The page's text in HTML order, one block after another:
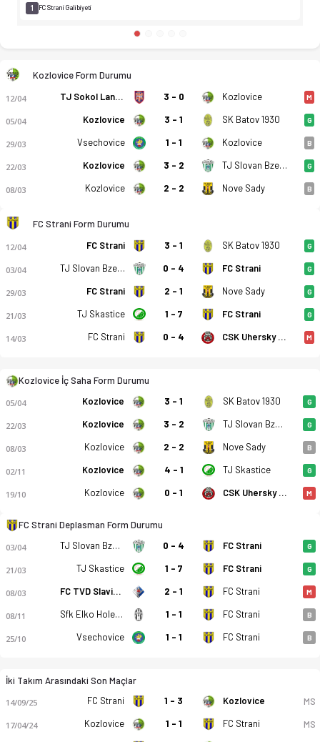
FK Kozlovice - FC Strani 4-2 bitti. Gol anları, kadro,
1 FC Strani Galibiyeti
Kozlovice Form Durumu
12/04 TJ Sokol Lanzhot 3 - 0 Kozlovice M
05/04 Kozlovice 3 - 1 SK Batov 1930 G
29/03 Vsechovice 1 - 1 Kozlovice B
22/03 Kozlovice 3 - 2 TJ Slovan Bzenec G
08/03 Kozlovice 2 - 2 Nove Sady B
FC Strani Form Durumu
12/04 FC Strani 3 - 1 SK Batov 1930 G
03/04 TJ Slovan Bzenec 0 - 4 FC Strani G
29/03 FC Strani 2 - 1 Nove Sady G
21/03 TJ Skastice 1 - 7 FC Strani G
14/03 FC Strani 0 - 4 CSK Uhersky Brod M
Kozlovice İç Saha Form Durumu
05/04 Kozlovice 3 - 1 SK Batov 1930 G
22/03 Kozlovice 3 - 2 TJ Slovan Bzenec G
08/03 Kozlovice 2 - 2 Nove Sady B
02/11 Kozlovice 4 - 1 TJ Skastice G
19/10 Kozlovice 0 - 1 CSK Uhersky Brod M
FC Strani Deplasman Form Durumu
03/04 TJ Slovan Bzenec 0 - 4 FC Strani G
21/03 TJ Skastice 1 - 7 FC Strani G
08/03 FC TVD Slavicin 2 - 1 FC Strani M
08/11 Sfk Elko Holesov 1 - 1 FC Strani B
25/10 Vsechovice 1 - 1 FC Strani B
İki Takım Arasındaki Son Maçlar
14/09/25 FC Strani 1 - 3 Kozlovice MS
17/04/24 Kozlovice 1 - 1 FC Strani MS